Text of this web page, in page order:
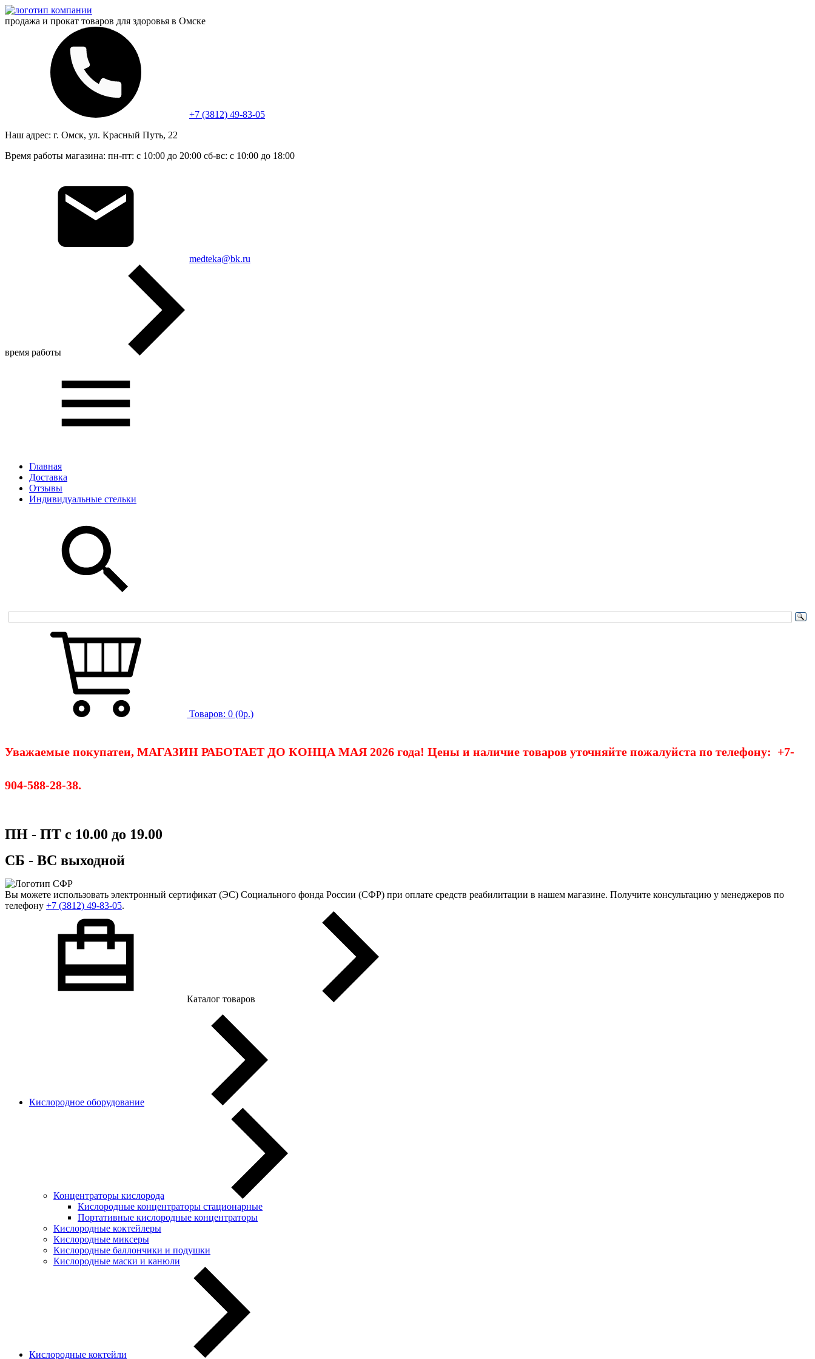
продажа и прокат товаров для здоровья в Омске
+7 (3812) 49-83-05
Наш адрес: г. Омск, ул. Красный Путь, 22
Время работы магазина: пн-пт: с 10:00 до 20:00 сб-вс: с 10:00 до 18:00
medteka@bk.ru
время работы
Главная
Доставка
Отзывы
Индивидуальные стельки
Товаров: 0 (0р.)
Уважаемые покупатеи, МАГАЗИН РАБОТАЕТ ДО КОНЦА МАЯ 2026 года! Цены и наличие товаров уточняйте пожалуйста по телефону: +7-
904-588-28-38.
ПН - ПТ с 10.00 до 19.00
СБ - ВС выходной
Вы можете использовать электронный сертификат (ЭС) Социального фонда России (СФР) при оплате средств реабилитации в нашем магазине. Получите консультацию у менеджеров по
телефону +7 (3812) 49-83-05.
Каталог товаров
Кислородное оборудование
Концентраторы кислорода
Кислородные концентраторы стационарные
Портативные кислородные концентраторы
Кислородные коктейлеры
Кислородные миксеры
Кислородные баллончики и подушки
Кислородные маски и канюли
Кислородные коктейли